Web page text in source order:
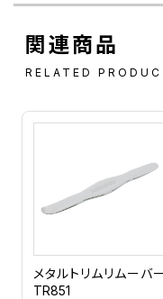
関連商品
RELATED
メタルトリムリムーバ
TR851